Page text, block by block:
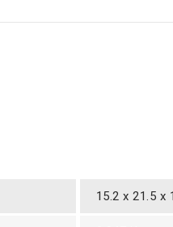
15.2 x 21.5 x